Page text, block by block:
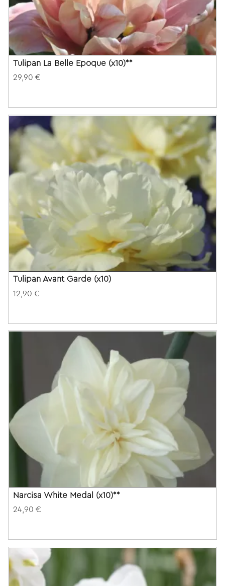
Tulipan La Belle Epoque (x10)**
29,90 €
Tulipan Avant Garde (x10)
12,90 €
Narcisa White Medal (x10)**
24,90 €